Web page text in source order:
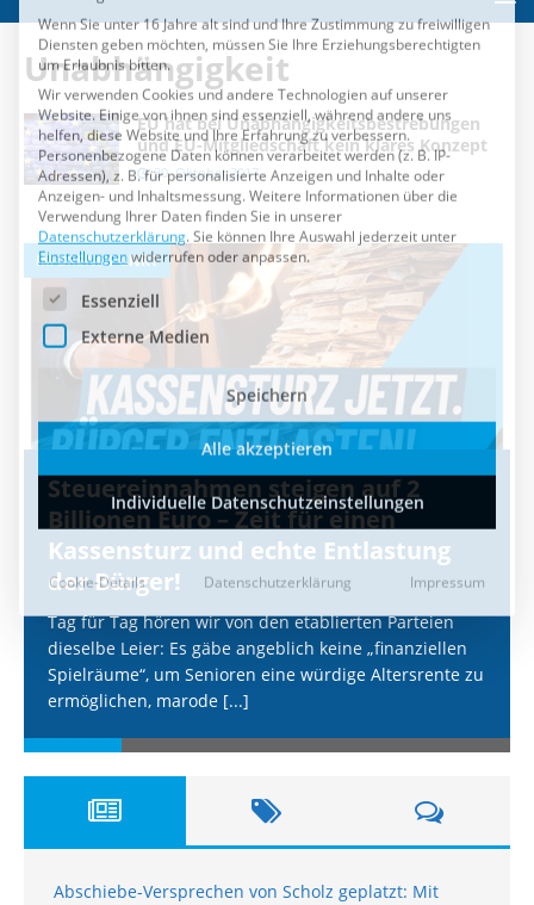
Unabhängigkeit
EU hat bei Unabhängigkeitsbestrebungen
und EU-Mitgliedschaft kein klares Konzept
30. Oktober 2017
IM BRENNPUNKT
Steuereinnahmen steigen auf 2
Billionen Euro – Zeit für einen
Kassensturz und echte Entlastung
der Bürger!
Tag für Tag hören wir von den etablierten Parteien
dieselbe Leier: Es gäbe angeblich keine „finanziellen
Spielräume“, um Senioren eine würdige Altersrente zu
ermöglichen, marode [...]
Abschiebe-Versprechen von Scholz geplatzt: Mit
Es folgt eine Liste der Service-Gruppen, für die eine
Essenziell
Externe Medien
Speichern
Alle akzeptieren
Individuelle Datenschutzeinstellungen
Cookie-Details Datenschutzerklärung Impressum